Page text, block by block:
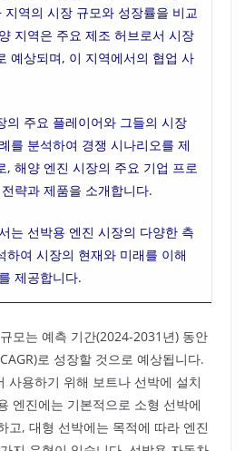
역의 시장 규모와 성장률을 비교
지역은 주요 제조 허브로서 시장
예상되며, 이 지역에서의 협업 사
의 주요 플레이어와 그들의 시장
를 분석하여 경쟁 시나리오를 제
, 해양 엔진 시장의 주요 기업 프로
략과 제품을 소개합니다.
는 선박용 엔진 시장의 다양한 측
하여 시장의 현재와 미래를 이해
제공합니다.
모는 예측 기간(2024-2031년) 동안
로 성장할 것으로 예상됩니다.
사용하기 위해 보트나 선박에 설치
엔진에는 기본적으로 소형 선박에
고, 대형 선박에는 목적에 따라 엔진